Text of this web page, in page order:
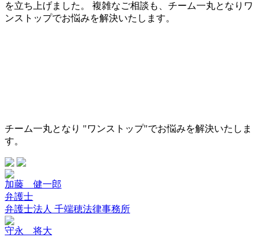
を立ち上げました。 複雑なご相談も、チーム一丸となりワ
ンストップでお悩みを解決いたします。
チーム一丸となり "ワンストップ"でお悩みを解決いたしま
す。
加藤 健一郎
弁護士
弁護士法人 千端穂法律事務所
守永 将大